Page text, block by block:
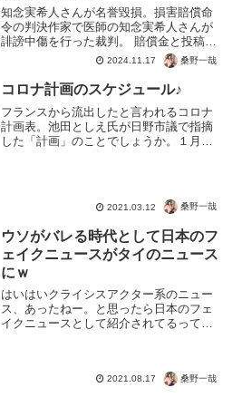
知念実希人さんが名誉毀損。損害賠償命
令の判決作家で医師の知念実希人さんが
誹謗中傷を行った裁判。 賠償金と投稿削
除の命令で決着。内容的には青山雅幸さ
んが、ワクチンの利幅は不明の投稿。こ
れに対し「デマ」と中傷したという、こ
れだけだと裁判で争うこ...
2024.11.17 桑野一哉
コロナ計画のスケジュール♪
フランスから流出したと言われるコロナ
計画表。池田としえ氏が日野市議で指摘
した「計画」のことでしょうか。１月か
2021.03.12 桑野一哉
ウソがバレる時代として日本のフ
ェイクニュースがタイのニュース
にｗ
はいはいクライシスアクター系のニュー
ス、あったねー。と思ったら日本のフェ
イクニュースとして紹介されてるってｗ
ょう。【???????... 2021.08.17 桑野一哉